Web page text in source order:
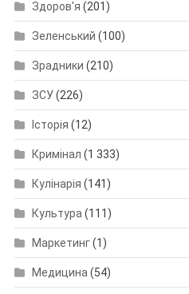
Здоров'я (201)
Зеленський (100)
Зрадники (210)
ЗСУ(226)
Історія (12)
Кримінал (1 333)
Кулінарія (141)
Культура(111)
Маркетинг(1)
Медицина(54)